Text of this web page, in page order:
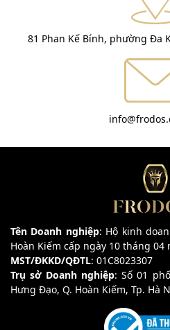
81 Phan Kế Bính, phường Đa
Tên Doanh nghiệp: Hộ kinh
Hoàn Kiếm cấp ngày 10 tháng 04
MST/ĐKKD/QĐTL: 01C8023307
Trụ sở Doanh nghiệp: Số 01
Hưng Đạo, Q. Hoàn Kiếm, Tp. Hà